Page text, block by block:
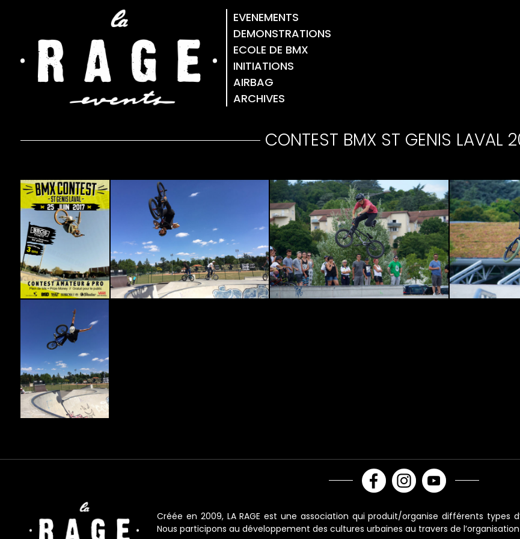
EVENEMENTS
DEMONSTRATIONS
ECOLE DE BMX
INITIATIONS
AIRBAG
ARCHIVES
CONTEST BMX ST GENIS LAVAL
Créée en 2009, LA RAGE est une association qui produit/organise différents types
Nous participons au développement des cultures urbaines au travers de